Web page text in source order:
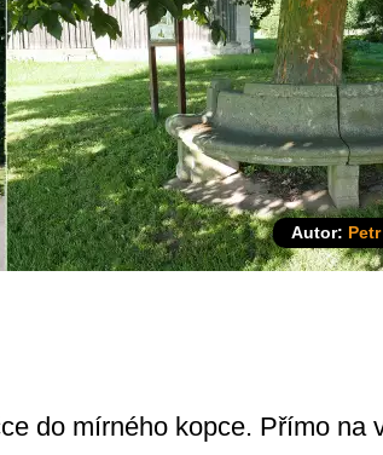
Autor:
do mírného kopce. Přímo na